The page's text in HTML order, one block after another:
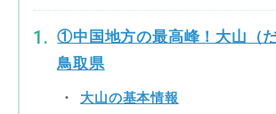
①中国地方の最高峰！大山（だ
鳥取県
大山の基本情報